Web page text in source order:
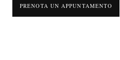
PRENOTA UN APPUNTAMENTO